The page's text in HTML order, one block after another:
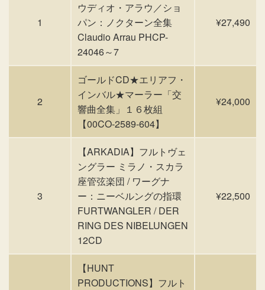
1
ウディオ・アラウ／ショ
パン：ノクターン全集
Claudio Arrau PHCP-
24046～7
¥27,490
2
ゴールドCD★エリアフ・
インバル★マーラー「交
響曲全集」１６枚組
【00CO-2589-604】
¥24,000
3
【ARKADIA】フルトヴェ
ングラー ミラノ・スカラ
座管弦楽団 / ワーグナ
ー：ニーベルングの指環
FURTWANGLER / DER
RING DES NIBELUNGEN
12CD
¥22,500
【HUNT
PRODUCTIONS】フルト